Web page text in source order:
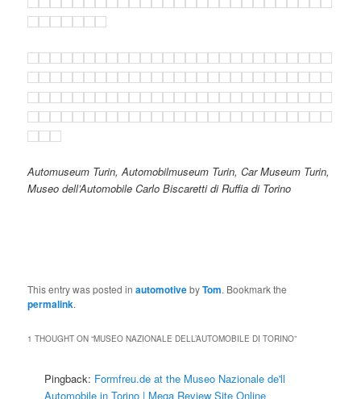
Automuseum Turin, Automobilmuseum Turin, Car Museum Turin,
Museo dell’Automobile Carlo Biscaretti di Ruffia di Torino
This entry was posted inautomotivebyTom. Bookmark the
permalink.
1 THOUGHT ON “MUSEO NAZIONALE DELL’AUTOMOBILE DI TORINO”
Pingback: Formfreu.de at the Museo Nazionale de'll
Automobile in Torino | Mega Review Site Online